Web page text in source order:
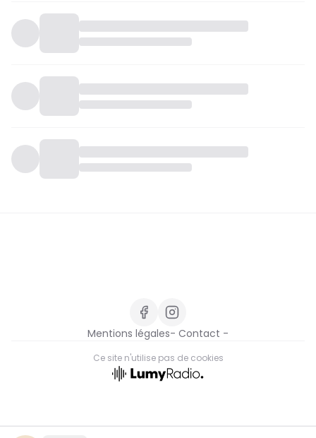
Mentions légales- Contact -
Ce site n'utilise pas de cookies